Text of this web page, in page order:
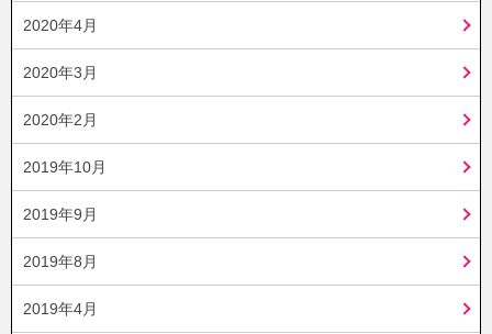
2020年4月
2020年3月
2020年2月
2019年10月
2019年9月
2019年8月
2019年4月